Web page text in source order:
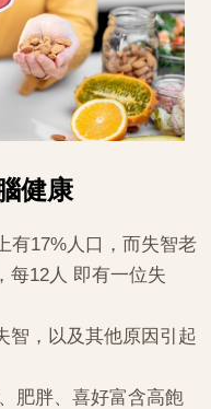
健康
有17%人口，而失智老
每12人 即有一位失
智，以及其他原因引起
肥胖、喜好富含高飽